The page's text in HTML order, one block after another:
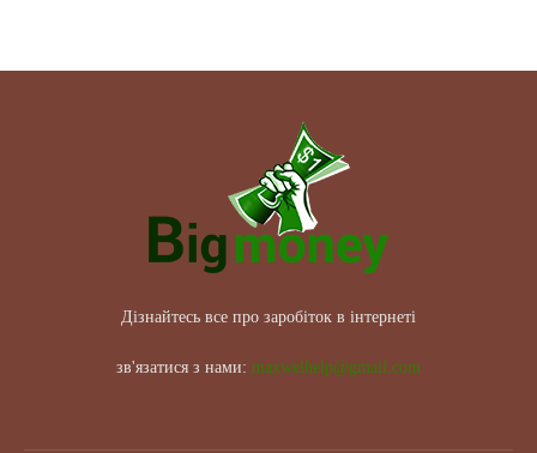
Дізнайтесь все про заробіток в інтернеті
зв'язатися з нами: maxwelhelp@gmail.com